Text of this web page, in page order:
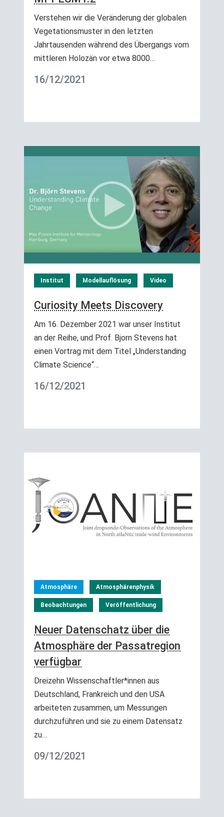
Verstehen wir die Veränderung der globalen
Vegetationsmuster in den letzten
Jahrtausenden während des Übergangs vom
mittleren Holozän vor etwa 8000…
16/12/2021
Institut Modellauflösung Video
Curiosity Meets Discovery
Am 16. Dezember 2021 war unser Institut
an der Reihe, und Prof. Bjorn Stevens hat
einen Vortrag mit dem Titel „Understanding
Climate Science“…
16/12/2021
Atmosphäre Atmosphärenphysik
Beobachtungen Veröffentlichung
Neuer Datenschatz über die
Atmosphäre der Passatregion
verfügbar
Dreizehn Wissenschaftler*innen aus
Deutschland, Frankreich und den USA
arbeiteten zusammen, um Messungen
durchzuführen und sie zu einem Datensatz
zu…
09/12/2021